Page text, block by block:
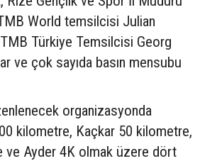
World temsilcisi Julian
Türkiye Temsilcisi Georg
ve çok sayıda basın mensubu
organizasyonda
kilometre, Kaçkar 50 kilometre,
ve Ayder 4K olmak üzere dört